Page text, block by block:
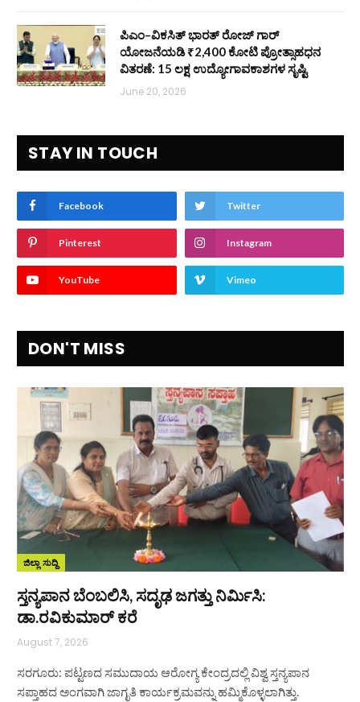
ಪಿಎಂ–ವಿಕಸಿತ್ ಭಾರತ್ ರೋಜ್‌ ಗಾರ್
ಯೋಜನೆಯಡಿ ₹2,400 ಕೋಟಿ ಪ್ರೋತ್ಸಾಹಧನ
ವಿತರಣೆ: 15 ಲಕ್ಷ ಉದ್ಯೋಗಾವಕಾಶಗಳ ಸೃಷ್ಟಿ
June 20, 2026
STAY IN TOUCH
Facebook Twitter
Pinterest Instagram
YouTube Vimeo
DON'T MISS
ಜಿಲ್ಲಾ ಸುದ್ದಿ
ಸ್ತನ್ಯಪಾನ ಬೆಂಬಲಿಸಿ, ಸದೃಢ ಜಗತ್ತು ನಿರ್ಮಿಸಿ:
ಡಾ.ರವಿಕುಮಾರ್ ಕರೆ
August 7, 2026
ಸರಗೂರು: ಪಟ್ಟಣದ ಸಮುದಾಯ ಆರೋಗ್ಯ ಕೇಂದ್ರದಲ್ಲಿ ವಿಶ್ವ ಸ್ತನ್ಯಪಾನ
ಸಪ್ತಾಹದ ಅಂಗವಾಗಿ ಜಾಗೃತಿ ಕಾರ್ಯಕ್ರಮವನ್ನು ಹಮ್ಮಿಕೊಳ್ಳಲಾಗಿತ್ತು.